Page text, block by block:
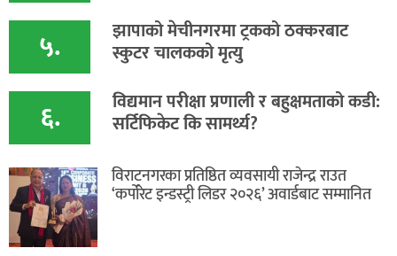
५. ​झापाको मेचीनगरमा ट्रकको ठक्करबाट
स्कुटर चालकको मृत्यु
६. विद्यमान परीक्षा प्रणाली र बहुक्षमताको कडी:
सर्टिफिकेट कि सामर्थ्य?
विराटनगरका प्रतिष्ठित व्यवसायी राजेन्द्र राउत
‘कर्पोरेट इन्डस्ट्री लिडर २०२६’ अवार्डबाट सम्मानित